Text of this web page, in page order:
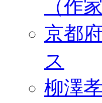
（作
京都
ス
柳澤